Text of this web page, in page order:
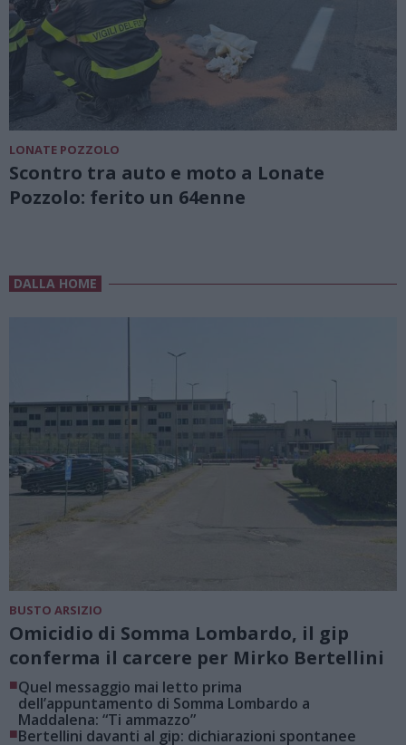
LONATE POZZOLO
Scontro tra auto e moto a Lonate
Pozzolo: ferito un 64enne
DALLA HOME
BUSTO ARSIZIO
Omicidio di Somma Lombardo, il gip
conferma il carcere per Mirko Bertellini
■Quel messaggio mai letto prima
dell’appuntamento di Somma Lombardo a
Maddalena: “Ti ammazzo”
■Bertellini davanti al gip: dichiarazioni spontanee